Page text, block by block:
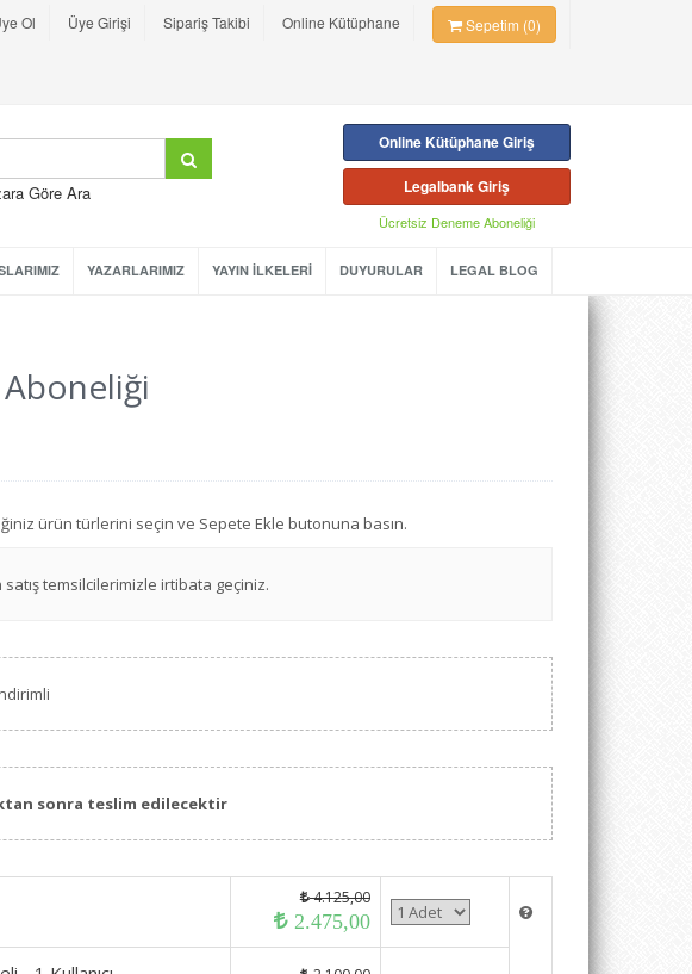
Ol Üye Girişi Sipariş Takibi Online Kütüphane Sepetim (0)
Göre Ara
Online Kütüphane Giriş
Legalbank Giriş
Ücretsiz Deneme Aboneliği
YAZARLARIMIZ YAYIN İLKELERİ DUYURULAR LEGAL BLOG
Aboneliği
ürün türlerini seçin ve Sepete Ekle butonuna basın.
satış temsilcilerimizle irtibata geçiniz.
sonra teslim edilecektir
4.125,00
2.475,00